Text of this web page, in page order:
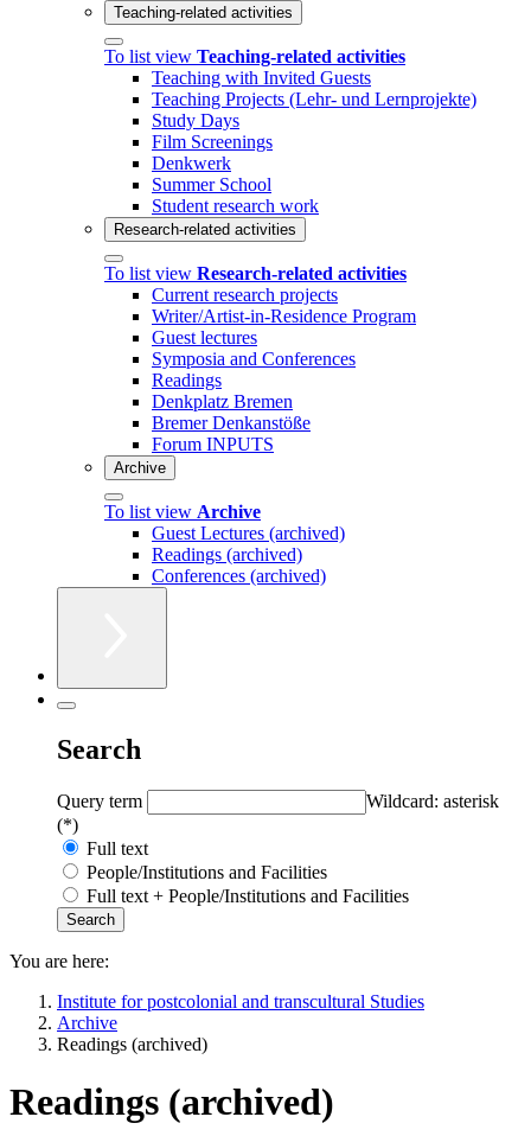
Teaching-related activities
To list view Teaching-related activities
Teaching with Invited Guests
Teaching Projects (Lehr- und Lernprojekte)
Study Days
Film Screenings
Denkwerk
Summer School
Student research work
Research-related activities
To list view Research-related activities
Current research projects
Writer/Artist-in-Residence Program
Guest lectures
Symposia and Conferences
Readings
Denkplatz Bremen
Bremer Denkanstöße
Forum INPUTS
Archive
To list view Archive
Guest Lectures (archived)
Readings (archived)
Conferences (archived)
Search
Query term
Wildcard: asterisk
(*)
Full text
People/Institutions and Facilities
Full text + People/Institutions and Facilities
You are here:
Institute for postcolonial and transcultural Studies
Archive
Readings (archived)
Readings (archived)